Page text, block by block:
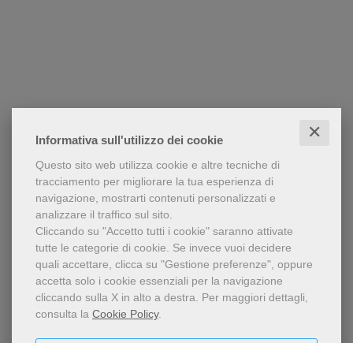
Informativa sull'utilizzo dei cookie ✕
Questo sito web utilizza cookie e altre tecniche di
tracciamento per migliorare la tua esperienza di
navigazione, mostrarti contenuti personalizzati e
analizzare il traffico sul sito.
Cliccando su "Accetto tutti i cookie" saranno attivate
tutte le categorie di cookie. Se invece vuoi decidere
quali accettare, clicca su "Gestione preferenze", oppure
accetta solo i cookie essenziali per la navigazione
cliccando sulla X in alto a destra. Per maggiori dettagli,
consulta la Cookie Policy.